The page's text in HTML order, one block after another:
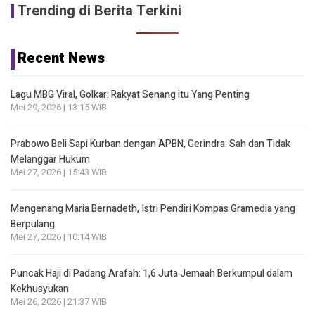
Trending di Berita Terkini
Recent News
Lagu MBG Viral, Golkar: Rakyat Senang itu Yang Penting
Mei 29, 2026 | 13:15 WIB
Prabowo Beli Sapi Kurban dengan APBN, Gerindra: Sah dan Tidak
Melanggar Hukum
Mei 27, 2026 | 15:43 WIB
Mengenang Maria Bernadeth, Istri Pendiri Kompas Gramedia yang
Berpulang
Mei 27, 2026 | 10:14 WIB
Puncak Haji di Padang Arafah: 1,6 Juta Jemaah Berkumpul dalam
Kekhusyukan
Mei 26, 2026 | 21:37 WIB